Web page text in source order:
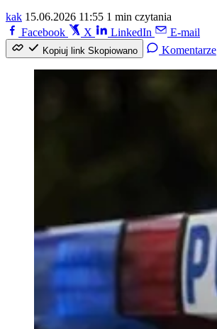
kak 15.06.2026 11:55 1 min czytania
Facebook
X LinkedIn E-mail
Kopiuj link Skopiowano Komentarze